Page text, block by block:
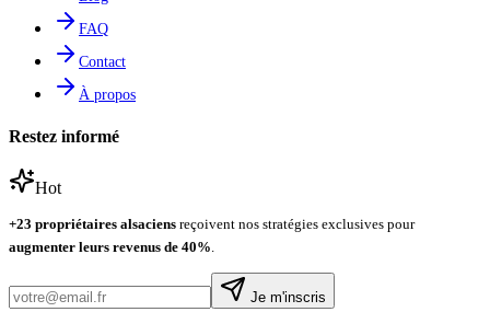
FAQ
Contact
À propos
Restez informé
Hot
+23 propriétaires alsaciens reçoivent nos stratégies exclusives pour
augmenter leurs revenus de 40%.
Je m'inscris